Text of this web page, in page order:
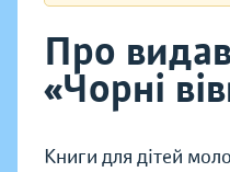
Про
«Чорні
Книги для дітей